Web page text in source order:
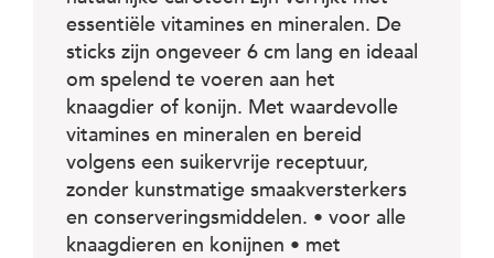
essentiële vitamines en mineralen. De
sticks zijn ongeveer 6 cm lang en ideaal
om spelend te voeren aan het
knaagdier of konijn. Met waardevolle
vitamines en mineralen en bereid
volgens een suikervrije receptuur,
zonder kunstmatige smaakversterkers
en conserveringsmiddelen. • voor alle
knaagdieren en konijnen • met